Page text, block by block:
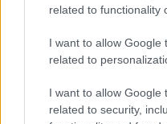
related to functionality
I want to allow Google
related to
I want to allow Google
related to security,